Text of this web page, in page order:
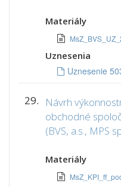
Materiály
Uznesenia
Uznesenie
29.
Návrh
obchodné
(BVS, a.s., MPS
Materiály